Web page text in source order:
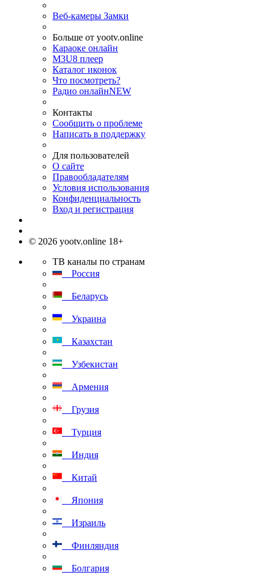
Веб-камеры Замки
Больше от yootv.online
Караоке онлайн
M3U8 плеер
Каталог иконок
Что посмотреть?
Радио онлайнNEW
Контакты
Сообщить о проблеме
Написать в поддержку
Для пользователей
О сайте
Правообладателям
Условия использования
Конфиденциальность
Вход и регистрация
© 2026 yootv.online 18+
ТВ каналы по странам
Россия
Беларусь
Украина
Казахстан
Узбекистан
Армения
Грузия
Турция
Индия
Китай
Япония
Израиль
Финляндия
Болгария